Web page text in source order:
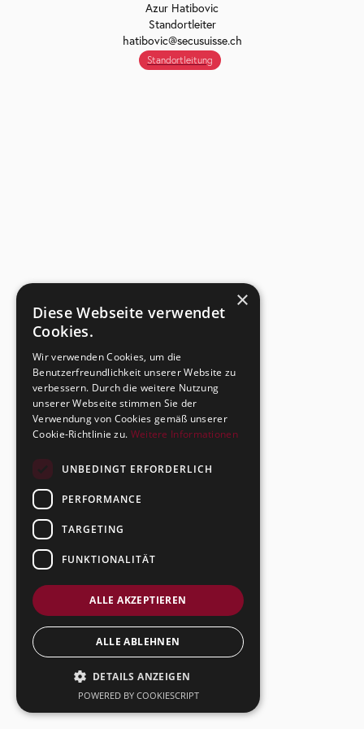
Azur Hatibovic
Standortleiter
hatibovic@secusuisse.ch
Standortleitung
×
Diese Webseite verwendet
Cookies.
Wir verwenden Cookies, um die
Benutzerfreundlichkeit unserer Website zu
verbessern. Durch die weitere Nutzung
unserer Webseite stimmen Sie der
Verwendung von Cookies gemäß unserer
Cookie-Richtlinie zu. Weitere Informationen
UNBEDINGT ERFORDERLICH
PERFORMANCE
TARGETING
FUNKTIONALITÄT
ALLE AKZEPTIEREN
ALLE ABLEHNEN
DETAILS ANZEIGEN
POWERED BY COOKIESCRIPT